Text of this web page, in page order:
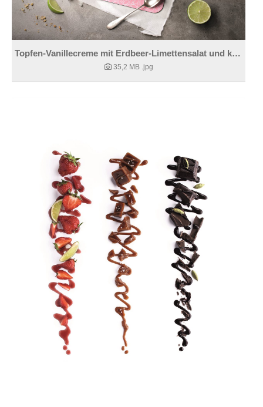
Topfen-Vanillecreme mit Erdbeer-Limettensalat und knusprige Streusel
35,2 MB .jpg